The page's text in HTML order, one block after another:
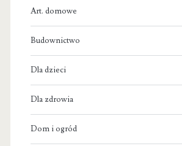
Art. domowe
Budownictwo
Dla dzieci
Dla zdrowia
Dom i ogród